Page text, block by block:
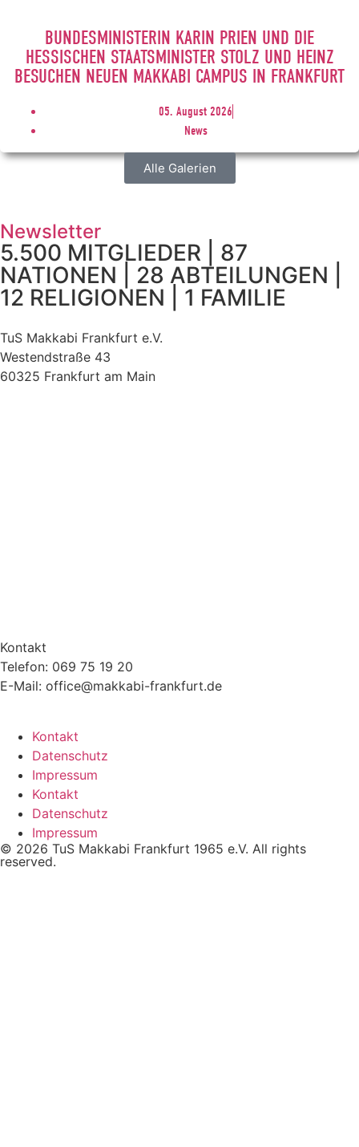
BUNDESMINISTERIN KARIN PRIEN UND DIE
HESSISCHEN STAATSMINISTER STOLZ UND HEINZ
BESUCHEN NEUEN MAKKABI CAMPUS IN FRANKFURT
05. August 2026
News
Alle Galerien
Newsletter
5.500 MITGLIEDER | 87
NATIONEN | 28 ABTEILUNGEN |
12 RELIGIONEN | 1 FAMILIE
TuS Makkabi Frankfurt e.V.
Westendstraße 43
60325 Frankfurt am Main
Kontakt
Telefon: 069 75 19 20
E-Mail: office@makkabi-frankfurt.de
Kontakt
Datenschutz
Impressum
Kontakt
Datenschutz
Impressum
© 2026 TuS Makkabi Frankfurt 1965 e.V. All rights
reserved.